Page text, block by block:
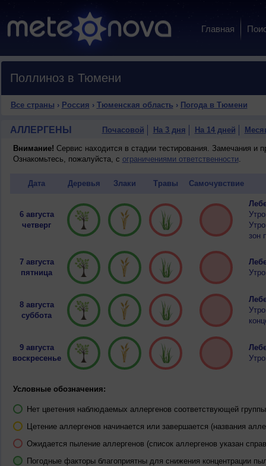
Главная
Поллиноз в Тюмени
Все страны › Россия › Тюменская область › Погода в Тюмени
АЛЛЕРГЕНЫ Почасовой На 3 дня На 14 дней
Внимание! Сервис находится в стадии тестирования. Замечания и
Ознакомьтесь, пожалуйста, с ограничениями ответственности.
Дата Деревья Злаки Травы Самочувствие
6 августа
четверг
зон
7 августа
пятница
8 августа
суббота
9 августа
воскресенье
Условные обозначения:
Нет цветения наблюдаемых аллергенов соответствующей
Цетение аллергенов начинается или завершается (названия
Ожидается пыление аллергенов (список аллергенов указан
Погодные факторы благоприятны для снижения концентрации